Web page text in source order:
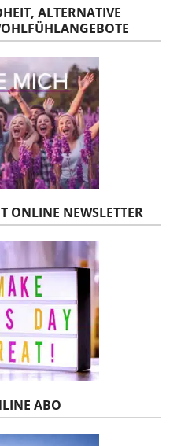
ALTERNATIVE
ONLINE NEWSLETTER
ABO